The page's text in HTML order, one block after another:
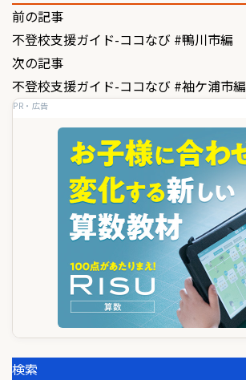
投
稿
ナ
ビ
前の記事
不登校支援ガイド-ココなび #鴨川市編
次の記事
不登校支援ガイド-ココなび #袖ケ浦市編
PR・広告
検索